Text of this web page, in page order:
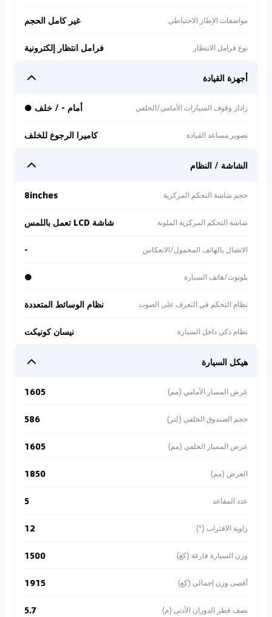
مواصفات الإطار الاحتياطي غير كامل الحجم
نوع فرامل الانتظار فرامل انتظار إلكترونية
أجهزة القيادة
رادار وقوف السيارات الأمامي/الخلفي أمام - / خلف ●
تصوير مساعد القيادة كاميرا الرجوع للخلف
الشاشة / النظام
حجم شاشة التحكم المركزية 8inches
شاشة التحكم المركزية الملونة شاشة LCD تعمل باللمس
الاتصال بالهاتف المحمول/الانعكاس -
بلوتوث/هاتف السيارة ●
نظام التحكم في التعرف على الصوت نظام الوسائط المتعددة
نظام ذكي داخل السيارة نيسان كونيكت
هيكل السيارة
عرض المسار الأمامي (مم) 1605
حجم الصندوق الخلفي (لتر) 586
عرض المسار الخلفي (مم) 1605
العرض (مم) 1850
عدد المقاعد 5
زاوية الاقتراب (°) 12
وزن السيارة فارغة (كغ) 1500
أقصى وزن إجمالي (كغ) 1915
نصف قطر الدوران الأدنى (م) 5.7